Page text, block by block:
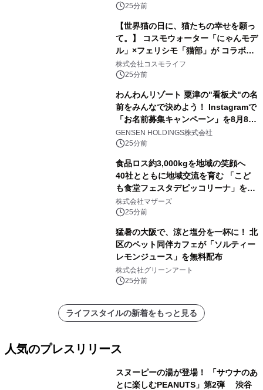
25分前
【世界猫の日に、猫たちの幸せを願っ
て。】 コスモウォーター「にゃんモデ
ル」×フェリシモ「猫部」が コラボキ
ャンペーンを実施
株式会社コスモライフ
25分前
わんわんリゾート 粟津の"看板犬"の名
前をみんなで決めよう！ Instagramで
「お名前募集キャンペーン」を8月8日
(土)より開催
GENSEN HOLDINGS株式会社
25分前
食品ロス約3,000kgを地域の笑顔へ
40社とともに地域交流を育む 「こど
も食堂フェスタデピッコリーナ」を9
月5日(土)開催
株式会社マザーズ
25分前
猛暑の大阪で、涼と塩分を一杯に！ 北
区のペット同伴カフェが「ソルティー
レモンジュース」を無料配布
株式会社グリーンアート
25分前
ライフスタイルの新着をもっと見る
人気のプレスリリース
スヌーピーの湯が登場！ 「サウナのあ
とに楽しむPEANUTS」第2弾 渋谷